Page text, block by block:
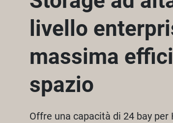
livello
massima
spazio
Offre una capacità di 24 bay per